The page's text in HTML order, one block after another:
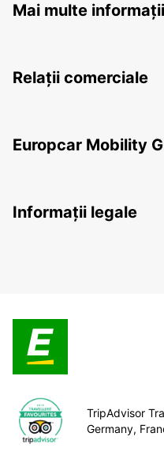
Mai multe informații
Relații comerciale
Europcar Mobility
Informații legale
TripAdvisor
Germany,